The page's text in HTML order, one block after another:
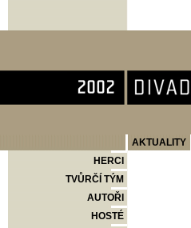
AKTUALITY
HERCI
TVŮRČÍ TÝM
AUTOŘI
HOSTÉ